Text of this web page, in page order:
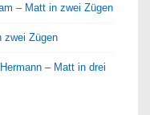
– Matt in zwei Zügen
zwei Zügen
– Matt in drei